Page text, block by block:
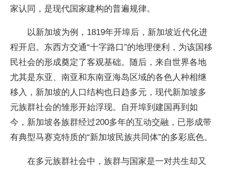
家认同，是现代国家建构的普遍规律。
以新加坡为例，1819年开埠后，新加坡近代化进
程开启。东西方交通“十字路口”的地理便利，为该国移
民社会的形成奠定了客观基础。随后，来自世界各地
尤其是东亚、南亚和东南亚海岛区域的各色人种相继
移入，新加坡的人口结构也日趋多元，现代新加坡多
元族群社会的雏形开始浮现。自开埠到建国再到如
今，新加坡各族群经过200多年的互动交融，已形成带
有典型马赛克特质的“新加坡民族共同体”的多彩底色。
在多元族群社会中，族群与国家是一对共生却又